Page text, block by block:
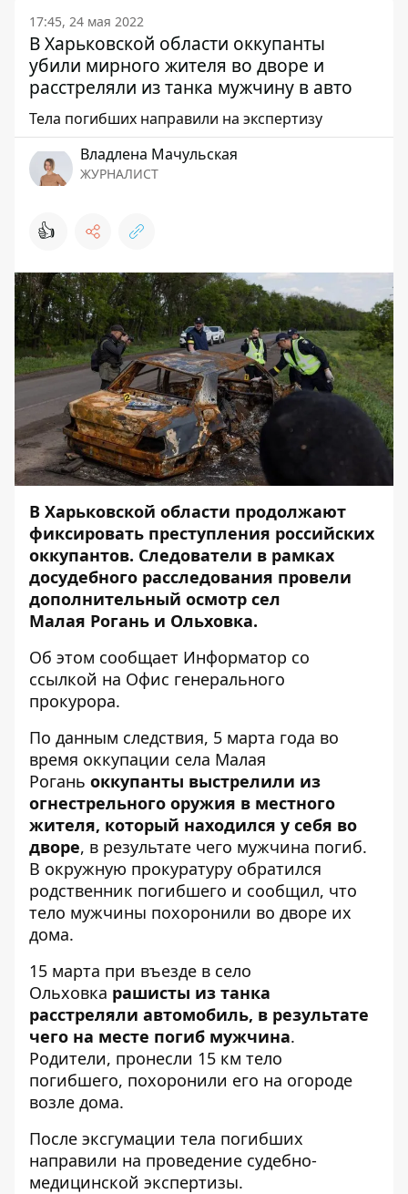
17:45, 24 мая 2022
В Харьковской области оккупанты
убили мирного жителя во дворе и
расстреляли из танка мужчину в авто
Тела погибших направили на экспертизу
Владлена Мачульская
ЖУРНАЛИСТ
👍
В Харьковской области продолжают
фиксировать преступления российских
оккупантов. Следователи в рамках
досудебного расследования провели
дополнительный осмотр сел
Малая Рогань и Ольховка.
Об этом сообщает Информатор со
ссылкой на Офис генерального
прокурора.
По данным следствия, 5 марта года во
время оккупации села Малая
Рогань оккупанты выстрелили из
огнестрельного оружия в местного
жителя, который находился у себя во
дворе, в результате чего мужчина погиб.
В окружную прокуратуру обратился
родственник погибшего и сообщил, что
тело мужчины похоронили во дворе их
дома.
15 марта при въезде в село
Ольховка рашисты из танка
расстреляли автомобиль, в результате
чего на месте погиб мужчина.
Родители, пронесли 15 км тело
погибшего, похоронили его на огороде
возле дома.
После эксгумации тела погибших
направили на проведение судебно-
медицинской экспертизы.